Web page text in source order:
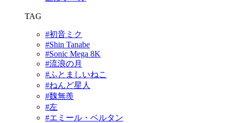
TAG
#初音ミク
#Shin Tanabe
#Sonic Mega 8K
#流浪の月
#ふとましいねこ
#ねんど星人
#魏無羨
#左
#エミール・ベルタン